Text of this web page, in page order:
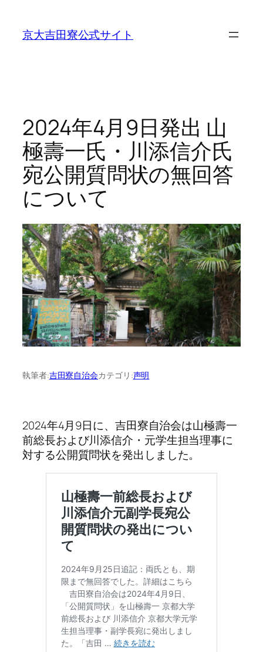
京大吉田寮公式サイト
2024年4月9日発出 山
極壽一氏・川添信介氏
宛公開質問状の無回答
について
執筆者:吉田寮自治会カテゴリ:声明
2024年4月9日に、吉田寮自治会は山極壽一
前総長および川添信介・元学生担当理事に
対する公開質問状を発出しました。